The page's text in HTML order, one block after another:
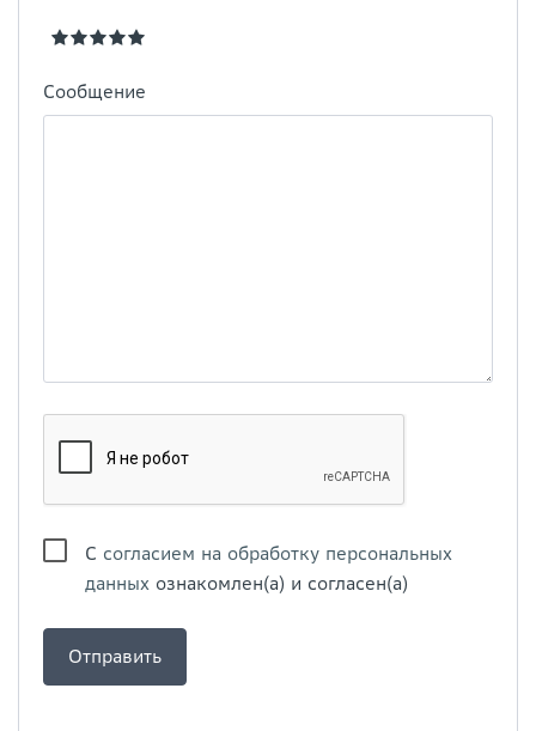
Сообщение
С согласием на обработку персональных
данных ознакомлен(а) и согласен(а)